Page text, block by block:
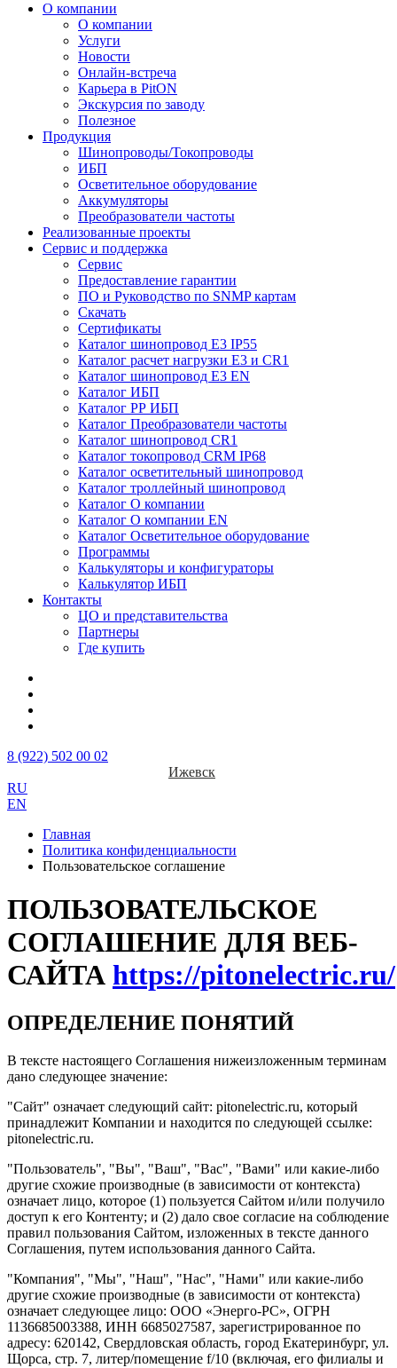
О компании
О компании
Услуги
Новости
Онлайн-встреча
Карьера в PitON
Экскурсия по заводу
Полезное
Продукция
Шинопроводы/Токопроводы
ИБП
Осветительное оборудование
Аккумуляторы
Преобразователи частоты
Реализованные проекты
Сервис и поддержка
Сервис
Предоставление гарантии
ПО и Руководство по SNMP картам
Скачать
Сертификаты
Каталог шинопровод E3 IP55
Каталог расчет нагрузки Е3 и CR1
Каталог шинопровод E3 EN
Каталог ИБП
Каталог РР ИБП
Каталог Преобразователи частоты
Каталог шинопровод CR1
Каталог токопровод CRM IP68
Каталог осветительный шинопровод
Каталог троллейный шинопровод
Каталог О компании
Каталог О компании EN
Каталог Осветительное оборудование
Программы
Калькуляторы и конфигураторы
Калькулятор ИБП
Контакты
ЦО и представительства
Партнеры
Где купить
8 (922) 502 00 02
Ижевск
RU
EN
Главная
Политика конфиденциальности
Пользовательское соглашение
ПОЛЬЗОВАТЕЛЬСКОЕ
СОГЛАШЕНИЕ ДЛЯ ВЕБ-
САЙТА https://pitonelectric.ru/
ОПРЕДЕЛЕНИЕ ПОНЯТИЙ
В тексте настоящего Соглашения нижеизложенным терминам
дано следующее значение:
"Сайт" означает следующий сайт: pitonelectric.ru, который
принадлежит Компании и находится по следующей ссылке:
pitonelectric.ru.
"Пользователь", "Вы", "Ваш", "Вас", "Вами" или какие-либо
другие схожие производные (в зависимости от контекста)
означает лицо, которое (1) пользуется Сайтом и/или получило
доступ к его Контенту; и (2) дало свое согласие на соблюдение
правил пользования Сайтом, изложенных в тексте данного
Соглашения, путем использования данного Сайта.
"Компания", "Мы", "Наш", "Нас", "Нами" или какие-либо
другие схожие производные (в зависимости от контекста)
означает следующее лицо: ООО «Энерго-РС», ОГРН
1136685003388, ИНН 6685027587, зарегистрированное по
адресу: 620142, Свердловская область, город Екатеринбург, ул.
Щорса, стр. 7, литер/помещение f/10 (включая, его филиалы и